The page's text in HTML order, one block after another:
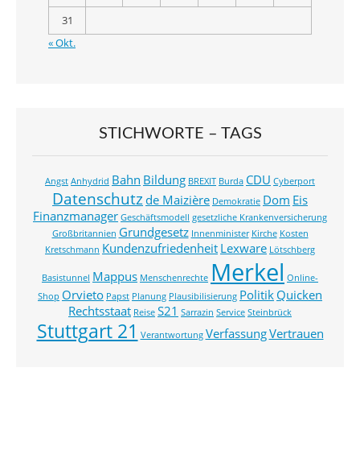
31
« Okt.
STICHWORTE – TAGS
Angst Anhydrid Bahn Bildung BREXIT Burda CDU Cyberport
Datenschutzde Maizière Demokratie Dom Eis
Finanzmanager Geschäftsmodell gesetzliche Krankenversicherung
Großbritannien Grundgesetz Innenminister Kirche Kosten
Kretschmann KundenzufriedenheitLexware Lötschberg
Basistunnel Mappus Menschenrechte Merkel Online-
Shop Orvieto Papst Planung Plausibilisierung PolitikQuicken
Rechtsstaat Reise S21 Sarrazin Service Steinbrück
Stuttgart 21 Verantwortung VerfassungVertrauen